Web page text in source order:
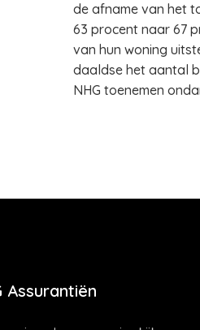
de afname van het
63 procent naar 67
van hun woning
daaldse het aantal
NHG toenemen
Assurantiën